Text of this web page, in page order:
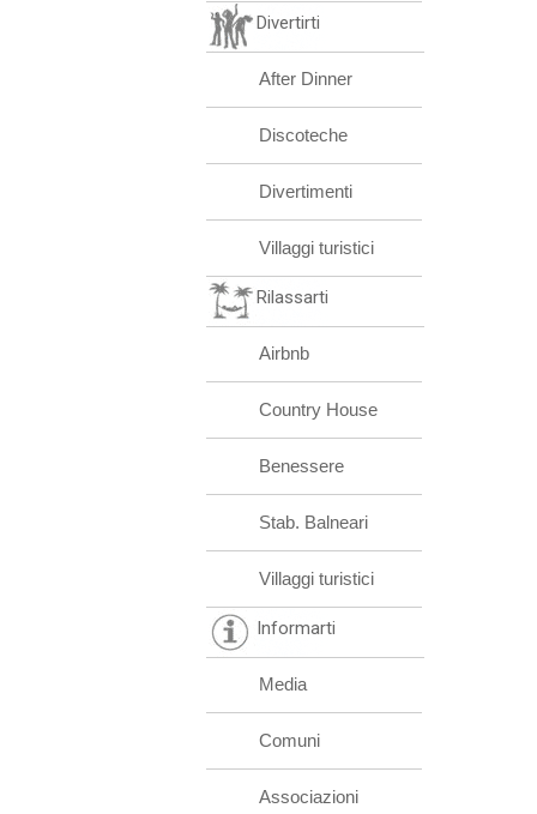
Divertirti
After Dinner
Discoteche
Divertimenti
Villaggi turistici
Rilassarti
Airbnb
Country House
Benessere
Stab. Balneari
Villaggi turistici
Informarti
Media
Comuni
Associazioni